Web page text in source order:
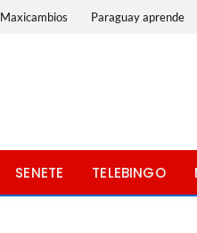
Maxicambios Paraguay aprende
SENETE TELEBINGO